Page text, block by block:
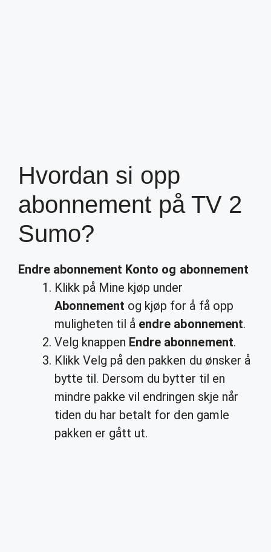
Hvordan si opp
abonnement på TV 2
Sumo?
Endre abonnement Konto og abonnement
Klikk på Mine kjøp under
Abonnement og kjøp for å få opp
muligheten til å endre abonnement.
Velg knappen Endre abonnement.
Klikk Velg på den pakken du ønsker å
bytte til. Dersom du bytter til en
mindre pakke vil endringen skje når
tiden du har betalt for den gamle
pakken er gått ut.